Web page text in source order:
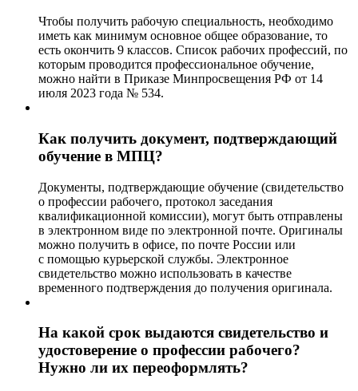
Чтобы получить рабочую специальность, необходимо
иметь как минимум основное общее образование, то
есть окончить 9 классов. Список рабочих профессий, по
которым проводится профессиональное обучение,
можно найти в Приказе Минпросвещения РФ от 14
июля 2023 года № 534.
Как получить документ, подтверждающий
обучение в МПЦ?
Документы, подтверждающие обучение (свидетельство
о профессии рабочего, протокол заседания
квалификационной комиссии), могут быть отправлены
в электронном виде по электронной почте. Оригиналы
можно получить в офисе, по почте России или
с помощью курьерской службы. Электронное
свидетельство можно использовать в качестве
временного подтверждения до получения оригинала.
На какой срок выдаются свидетельство и
удостоверение о профессии рабочего?
Нужно ли их переоформлять?